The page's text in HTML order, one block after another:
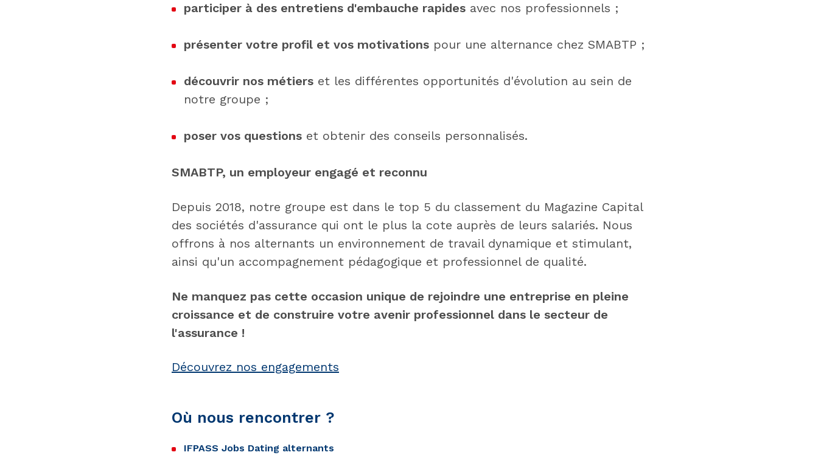
participer à des entretiens d'embauche rapides avec nos professionnels ;
présenter votre profil et vos motivations pour une alternance chez SMABTP ;
découvrir nos métiers et les différentes opportunités d'évolution au sein de
notre groupe ;
poser vos questions et obtenir des conseils personnalisés.
SMABTP, un employeur engagé et reconnu
Depuis 2018, notre groupe est dans le top 5 du classement du Magazine Capital
des sociétés d'assurance qui ont le plus la cote auprès de leurs salariés. Nous
offrons à nos alternants un environnement de travail dynamique et stimulant,
ainsi qu'un accompagnement pédagogique et professionnel de qualité.
Ne manquez pas cette occasion unique de rejoindre une entreprise en pleine
croissance et de construire votre avenir professionnel dans le secteur de
l'assurance !
Découvrez nos engagements
Où nous rencontrer ?
IFPASS Jobs Dating alternants